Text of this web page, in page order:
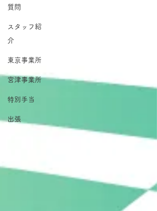
質問
スタッフ紹
介
東京事業所
宮津事業所
特別手当
出張